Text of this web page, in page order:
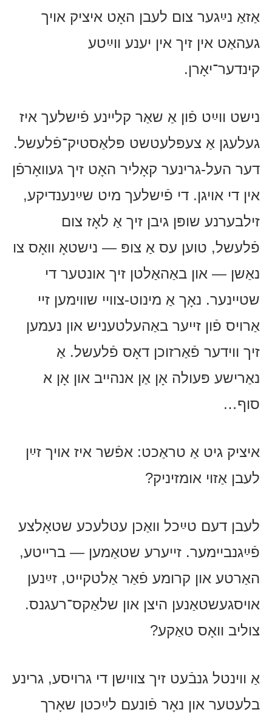
אַזאַ נײַגער צום לעבן האָט איציק אויך
געהאַט אין זיך אין יענע ווײַטע
קינדער־יאָרן.
נישט ווײַט פֿון אַ שאַר קליינע פֿישלעך איז
געלעגן אַ צעפּלעטשט פּלאַסטיק־פֿלעשל.
דער העל-גרינער קאָליר האָט זיך געוואָרפֿן
אין די אויגן. די פֿישלעך מיט שײַנענדיקע,
זילבערנע שופּן גיבן זיך אַ לאָז צום
פֿלעשל, טוען עס אַ צופּ — נישטאָ וואָס צו
נאַשן — און באַהאַלטן זיך אונטער די
שטיינער. נאָך אַ מינוט-צוויי שווימען זיי
אַרויס פֿון זייער באַהעלטעניש און נעמען
זיך ווידער פֿאַרזוכן דאָס פֿלעשל. אַ
נאַרישע פּעולה אָן אַן אנהייב און אָן א
סוף…
איציק גיט אַ טראַכט: אפֿשר איז אויך זײַן
לעבן אַזוי אומזיניק?
לעבן דעם טײַכל וואַכן עטלעכע שטאָלצע
פֿײַגנביימער. זייערע שטאַמען — ברייטע,
האַרטע און קרומע פֿאַר אַלטקייט, זײַנען
אויסגעשטאַנען היצן און שלאַקס־רעגנס.
צוליב וואָס טאַקע?
אַ ווינטל גנבֿעט זיך צווישן די גרויסע, גרינע
בלעטער און נאָר פֿונעם לײַכטן שאָרך